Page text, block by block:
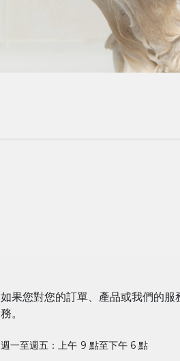
如果您對您的訂單、產品或我們的
務。
週一至週五：上午 9 點至下午 6 點